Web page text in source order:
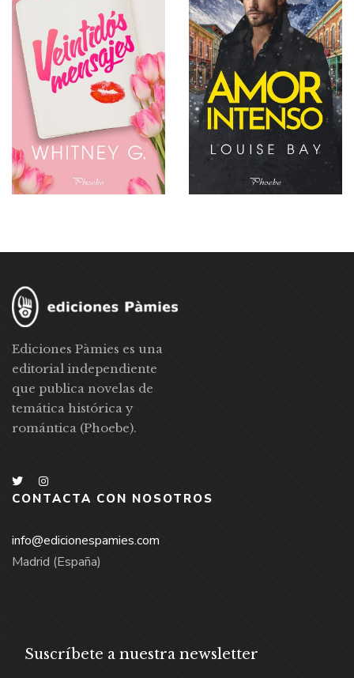
Ediciones Pàmies es una
editorial independiente
que publica novelas de
temática histórica y
romántica (Phoebe).
CONTACTA CON NOSOTROS
info@edicionespamies.com
Madrid (España)
Suscríbete a nuestra newsletter